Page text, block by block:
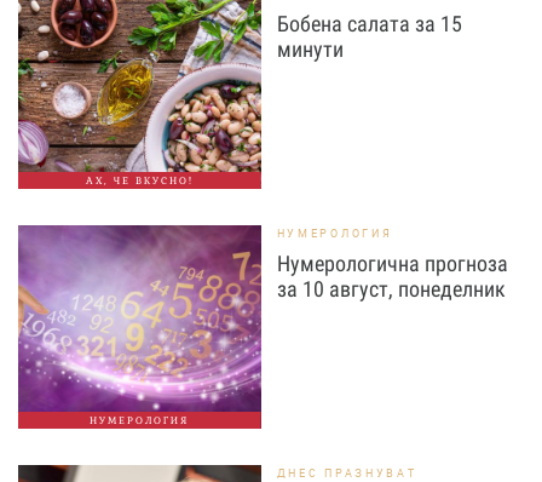
АХ, ЧЕ ВКУСНО!
Бобена салата за 15
минути
НУМЕРОЛОГИЯ
НУМЕРОЛОГИЯ
Нумерологична прогноза
за 10 август, понеделник
ДНЕС ПРАЗНУВАТ